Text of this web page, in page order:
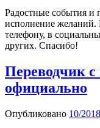
Радостные события и
исполнение желаний.
телефону, в
других. Спасибо!
Переводчик с
официально
Опубликовано 10/2018